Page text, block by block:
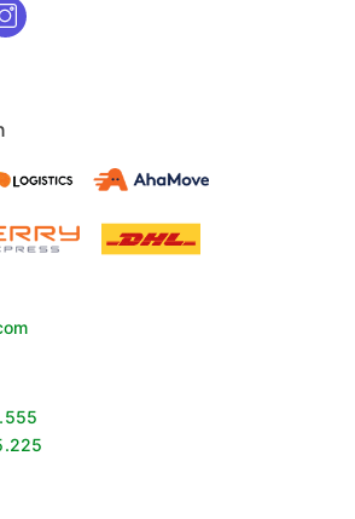
trên với cọc bình to, lắp đặt khít tăng
dõi lượng nước đang sử dụng
thừa chống rò rỉ nước ra ngoài, dễ
sinh.
trang bị nhiều tính năng an
xảy ra sự cố quá nhiệt hoặc hết